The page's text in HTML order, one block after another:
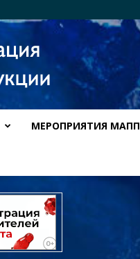
МЕРОПРИЯТИЯ МАПП